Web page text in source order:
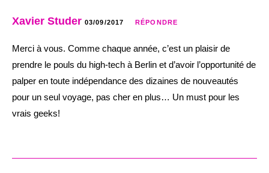
Xavier Studer 03/09/2017 RÉPONDRE
Merci à vous. Comme chaque année, c’est un plaisir de
prendre le pouls du high-tech à Berlin et d’avoir l’opportunité de
palper en toute indépendance des dizaines de nouveautés
pour un seul voyage, pas cher en plus… Un must pour les
vrais geeks!